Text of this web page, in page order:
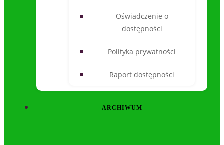
Oświadczenie o
dostępności
Polityka prywatności
Raport dostępności
ARCHIWUM